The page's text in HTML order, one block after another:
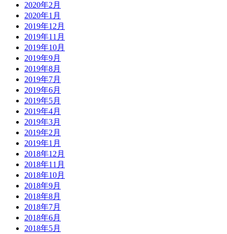
2020年2月
2020年1月
2019年12月
2019年11月
2019年10月
2019年9月
2019年8月
2019年7月
2019年6月
2019年5月
2019年4月
2019年3月
2019年2月
2019年1月
2018年12月
2018年11月
2018年10月
2018年9月
2018年8月
2018年7月
2018年6月
2018年5月